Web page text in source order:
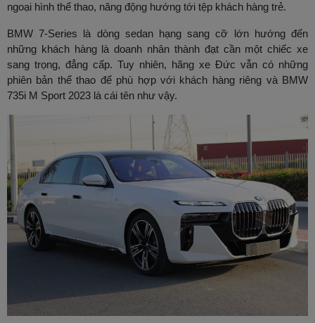
ngoại hình thể thao, năng động hướng tới tệp khách hàng trẻ.
BMW 7-Series là dòng sedan hạng sang cỡ lớn hướng đến
những khách hàng là doanh nhân thành đạt cần một chiếc xe
sang trọng, đẳng cấp. Tuy nhiên, hãng xe Đức vẫn có những
phiên bản thể thao để phù hợp với khách hàng riêng và BMW
735i M Sport 2023 là cái tên như vậy.